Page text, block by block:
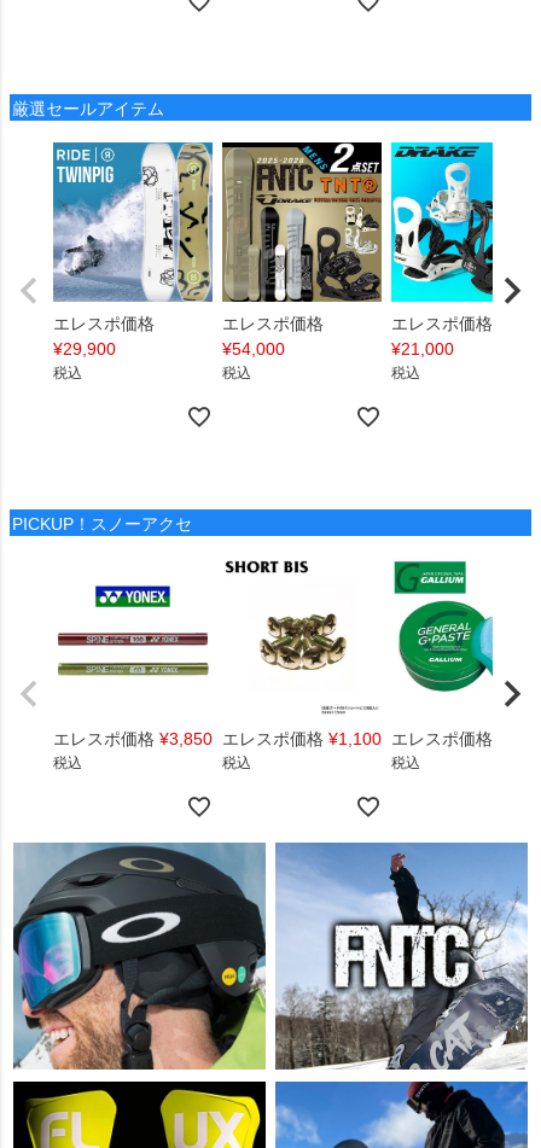
厳選セールアイテム
エレスポ価格
¥29,900
税込
エレスポ価格
¥54,000
税込
エレスポ価格
¥21,000
税込
PICKUP！スノーアクセ
エレスポ価格 ¥3,850
税込
エレスポ価格 ¥1,100
税込
エレスポ価格
税込